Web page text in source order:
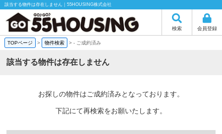
該当する物件は存在しません｜55HOUSING株式会社
検索 会員登録
TOPページ > 物件検索 >- ご成約済み
該当する物件は存在しません
お探しの物件はご成約済みとなっております。
下記にて再検索をお願いたします。